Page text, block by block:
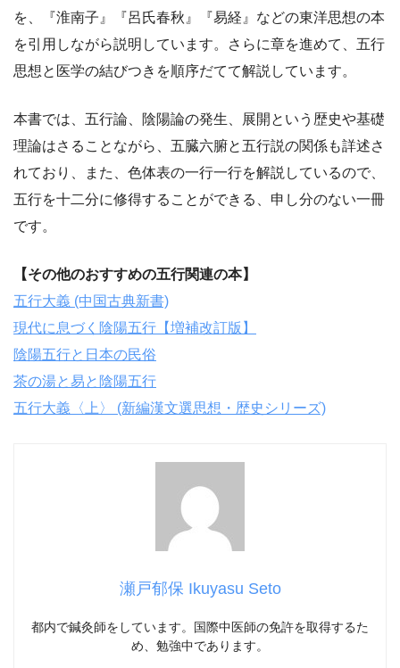
を、『淮南子』『呂氏春秋』『易経』などの東洋思想の本
を引用しながら説明しています。さらに章を進めて、五行
思想と医学の結びつきを順序だてて解説しています。
本書では、五行論、陰陽論の発生、展開という歴史や基礎
理論はさることながら、五臓六腑と五行説の関係も詳述さ
れており、また、色体表の一行一行を解説しているので、
五行を十二分に修得することができる、申し分のない一冊
です。
【その他のおすすめの五行関連の本】
五行大義 (中国古典新書)
現代に息づく陰陽五行【増補改訂版】
陰陽五行と日本の民俗
茶の湯と易と陰陽五行
五行大義〈上〉 (新編漢文選思想・歴史シリーズ)
瀬戸郁保 Ikuyasu Seto
都内で鍼灸師をしています。国際中医師の免許を取得するた
め、勉強中であります。